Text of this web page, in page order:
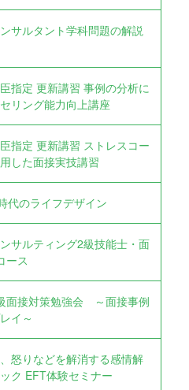
サルタント学科問題の解説
指定 更新講習 事例の分析に
リング能力向上講座
指定 更新講習 ストレスコー
した面接実技講習
代のライフデザイン
サルティング2級技能士・面
ース
面接対策勉強会 ～面接事例
イ～
怒りなどを解消する感情解
ク EFT体験セミナー